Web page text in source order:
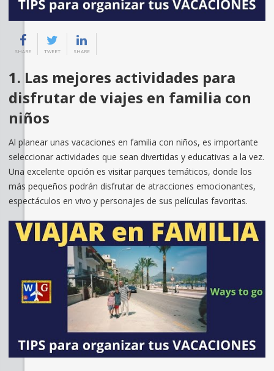
SHARE TWEET SHARE
1. Las mejores actividades para
disfrutar de viajes en familia con
niños
Al planear unas vacaciones en familia con niños, es importante
seleccionar actividades que sean divertidas y educativas a la vez.
Una excelente opción es visitar parques temáticos, donde los
más pequeños podrán disfrutar de atracciones emocionantes,
espectáculos en vivo y personajes de sus películas favoritas.